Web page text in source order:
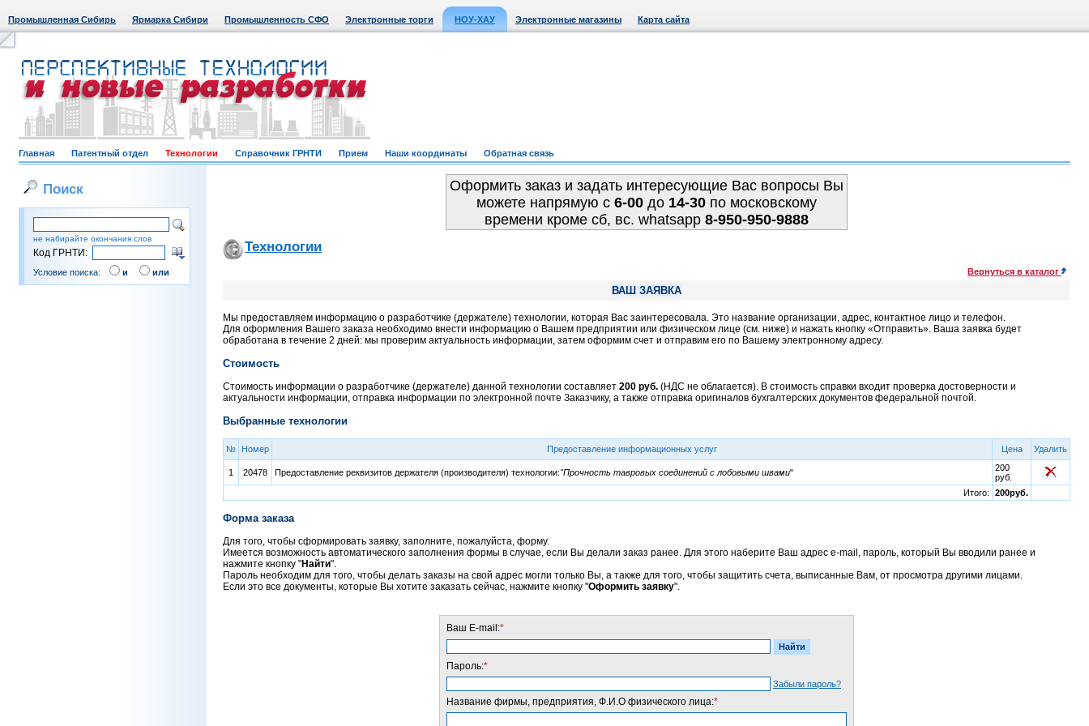
Промышленная Сибирь Ярмарка Сибири Промышленность СФО Электронные торги НОУ-ХАУ Электронные магазины Карта сайта
Главная Патентный отдел Технологии Справочник ГРНТИ Прием Наши координаты Обратная связь
Поиск
не набирайте окончания слов
Код ГРНТИ:
Условие поиска: и или
Оформить заказ и задать интересующие Вас вопросы Вы
можете напрямую c 6-00 до 14-30 по московскому
времени кроме сб, вс. whatsapp 8-950-950-9888
Технологии
Вернуться в каталог
ВАШ ЗАЯВКА
Мы предоставляем информацию о разработчике (держателе) технологии, которая Вас заинтересовала. Это название организации, адрес, контактное лицо и телефон.
Для оформления Вашего заказа необходимо внести информацию о Вашем предприятии или физическом лице (см. ниже) и нажать кнопку «Отправить». Ваша заявка будет
обработана в течение 2 дней: мы проверим актуальность информации, затем оформим счет и отправим его по Вашему электронному адресу.
Стоимость
Стоимость информации о разработчике (держателе) данной технологии составляет 200 руб. (НДС не облагается). В стоимость справки входит проверка достоверности и
актуальности информации, отправка информации по электронной почте Заказчику, а также отправка оригиналов бухгалтерских документов федеральной почтой.
Выбранные технологии
№ Номер Предоставление информационных услуг Цена Удалить
1 20478 Предоставление реквизитов держателя (производителя) технологии:"Прочность тавровых соединений с лобовыми швами"
200
руб.
Итого:
200руб.
Форма заказа
Для того, чтобы сформировать заявку, заполните, пожалуйста, форму.
Имеется возможность автоматического заполнения формы в случае, если Вы делали заказ ранее. Для этого наберите Ваш адрес e-mail, пароль, который Вы вводили ранее и
нажмите кнопку "Найти".
Пароль необходим для того, чтобы делать заказы на свой адрес могли только Вы, а также для того, чтобы защитить счета, выписанные Вам, от просмотра другими лицами.
Если это все документы, которые Вы хотите заказать сейчас, нажмите кнопку "Оформить заявку".
Ваш E-mail:*
Пароль:*
Забыли пароль?
Название фирмы, предприятия, Ф.И.О физического лица:*